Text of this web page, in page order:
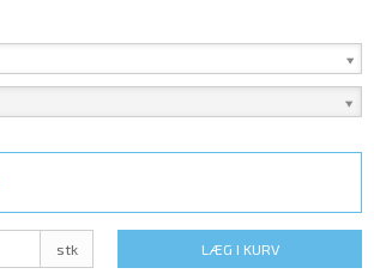
stk LÆG I KURV